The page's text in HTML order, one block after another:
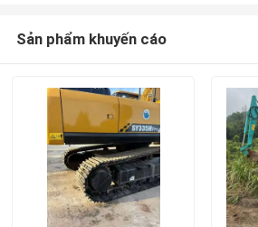
Sản phẩm khuyến cáo